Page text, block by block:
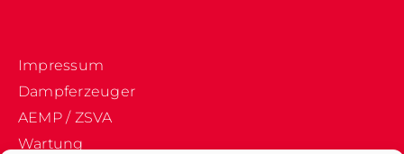
Impressum
Dampferzeuger
AEMP / ZSVA
Wartung